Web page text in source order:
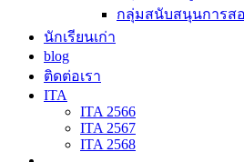
กลุ่มสนับสนุนการส
นักเรียนเก่า
blog
ติดต่อเรา
ITA
ITA 2566
ITA 2567
ITA 2568